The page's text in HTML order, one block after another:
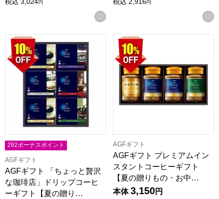
円
お気に入りに登録する
円
AGFギフト 「ちょっと贅沢な珈琲店」ドリップコーヒーギ
292ボーナスポイント
AGFギフト
AGFギフト 「ちょっと贅沢
な珈琲店」ドリップコーヒ
ーギフト【夏の贈り…
AGFギフト プレミアムイン
AGFギフト
AGFギフト プレミアムイン
スタントコーヒーギフト
【夏の贈りもの・お中…
本体 3,150円